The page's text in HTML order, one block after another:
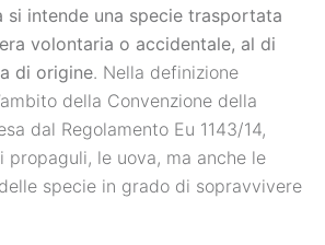
si intende una specie trasportata
volontaria o accidentale, al di
di origine. Nella definizione
della Convenzione della
dal Regolamento Eu 1143/14,
propaguli, le uova, ma anche le
specie in grado di sopravvivere